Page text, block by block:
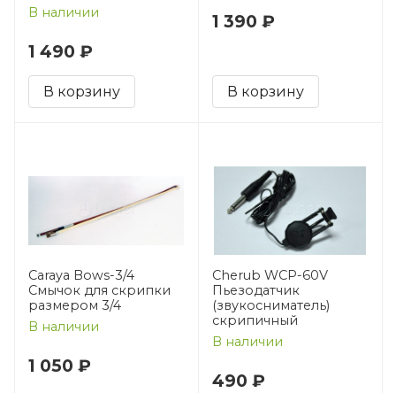
В наличии
1 490 ₽
В корзину
1 390 ₽
В корзину
Carayа Bows-3/4
Смычок для скрипки
размером 3/4
В наличии
1 050 ₽
Cherub WCP-60V
Пьезодатчик
(звукосниматель)
скрипичный
В наличии
490 ₽